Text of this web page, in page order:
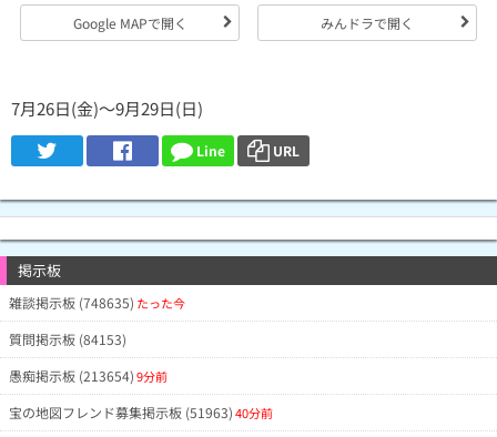
Google MAPで開く みんドラで開く
7月26日(金)～9月29日(日)
Line URL
掲示板
雑談掲示板 (748635) たった今
質問掲示板 (84153)
愚痴掲示板 (213654)9分前
宝の地図フレンド募集掲示板 (51963)40分前